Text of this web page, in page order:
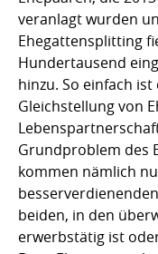
veranlagt wurden
Ehegattensplitting
Hundertausend
hinzu. So einfach
Gleichstellung von
Grundproblem des
kommen nämlich
beiden, in den
erwerbstätig ist